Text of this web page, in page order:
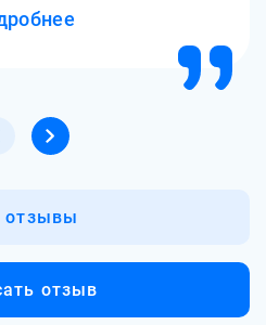
отзывы
отзыв